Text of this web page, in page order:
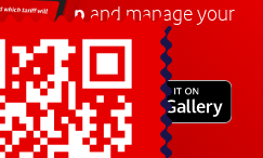
app and manage your
anywhere.